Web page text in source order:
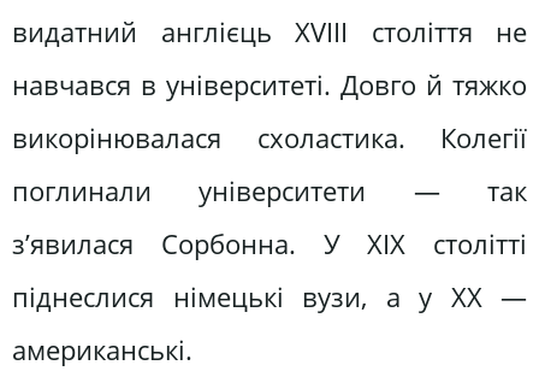
видатний англієць XVIII століття не
навчався в університеті. Довго й тяжко
викорінювалася схоластика. Колегії
поглинали університети — так
з’явилася Сорбонна. У XIX столітті
піднеслися німецькі вузи, а у ХХ —
американські.